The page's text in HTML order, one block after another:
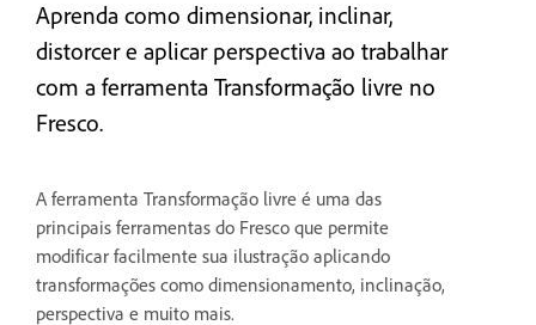
Aprenda como dimensionar, inclinar,
distorcer e aplicar perspectiva ao trabalhar
com a ferramenta Transformação livre no
Fresco.
A ferramenta Transformação livre é uma das
principais ferramentas do Fresco que permite
modificar facilmente sua ilustração aplicando
transformações como dimensionamento, inclinação,
perspectiva e muito mais.